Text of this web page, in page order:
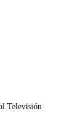
Televisión